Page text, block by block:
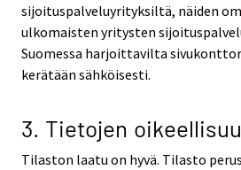
sijoituspalveluyrityksiltä, näiden
ulkomaisten yritysten
Suomessa harjoittavilta
kerätään sähköisesti.
3. Tietojen
Tilaston laatu on hyvä. Tilasto